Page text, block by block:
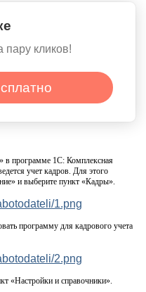
пару кликов!
в программе 1С: Комплексная
учет кадров. Для этого
и выберите пункт «Кадры».
программу для кадрового учета
«Настройки и справочники».